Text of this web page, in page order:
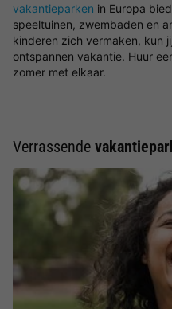
vakantieparken in Europa
speeltuinen, zwembaden en
kinderen zich vermaken, kun
ontspannen vakantie. Huur
zomer met elkaar.
Verrassende